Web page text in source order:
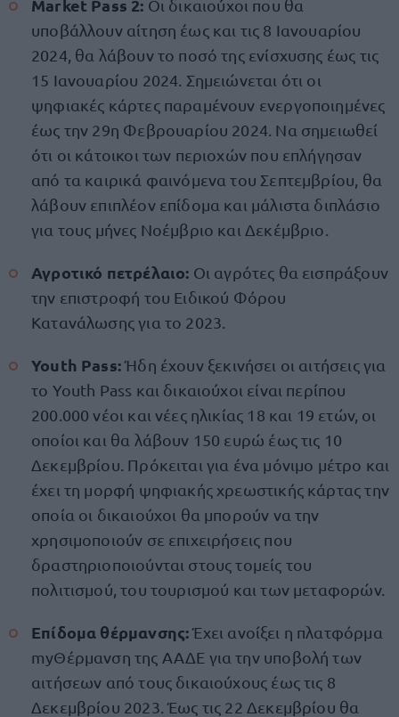
Market Pass 2: Οι δικαιούχοι που θα
υποβάλλουν αίτηση έως και τις 8 Ιανουαρίου
2024, θα λάβουν το ποσό της ενίσχυσης έως τις
15 Ιανουαρίου 2024. Σημειώνεται ότι οι
ψηφιακές κάρτες παραμένουν ενεργοποιημένες
έως την 29η Φεβρουαρίου 2024. Να σημειωθεί
ότι οι κάτοικοι των περιοχών που επλήγησαν
από τα καιρικά φαινόμενα του Σεπτεμβρίου, θα
λάβουν επιπλέον επίδομα και μάλιστα διπλάσιο
για τους μήνες Νοέμβριο και Δεκέμβριο.
Αγροτικό πετρέλαιο: Οι αγρότες θα εισπράξουν
την επιστροφή του Ειδικού Φόρου
Κατανάλωσης για το 2023.
Υοuth Pass:Ήδη έχουν ξεκινήσει οι αιτήσεις για
το Youth Pass και δικαιούχοι είναι περίπου
200.000 νέοι και νέες ηλικίας 18 και 19 ετών, οι
οποίοι και θα λάβουν 150 ευρώ έως τις 10
Δεκεμβρίου. Πρόκειται για ένα μόνιμο μέτρο και
έχει τη μορφή ψηφιακής χρεωστικής κάρτας την
οποία οι δικαιούχοι θα μπορούν να την
χρησιμοποιούν σε επιχειρήσεις που
δραστηριοποιούνται στους τομείς του
πολιτισμού, του τουρισμού και των μεταφορών.
Επίδομα θέρμανσης:Έχει ανοίξει η πλατφόρμα
myΘέρμανση της ΑΑΔΕ για την υποβολή των
αιτήσεων από τους δικαιούχους έως τις 8
Δεκεμβρίου 2023. Έως τις 22 Δεκεμβρίου θα